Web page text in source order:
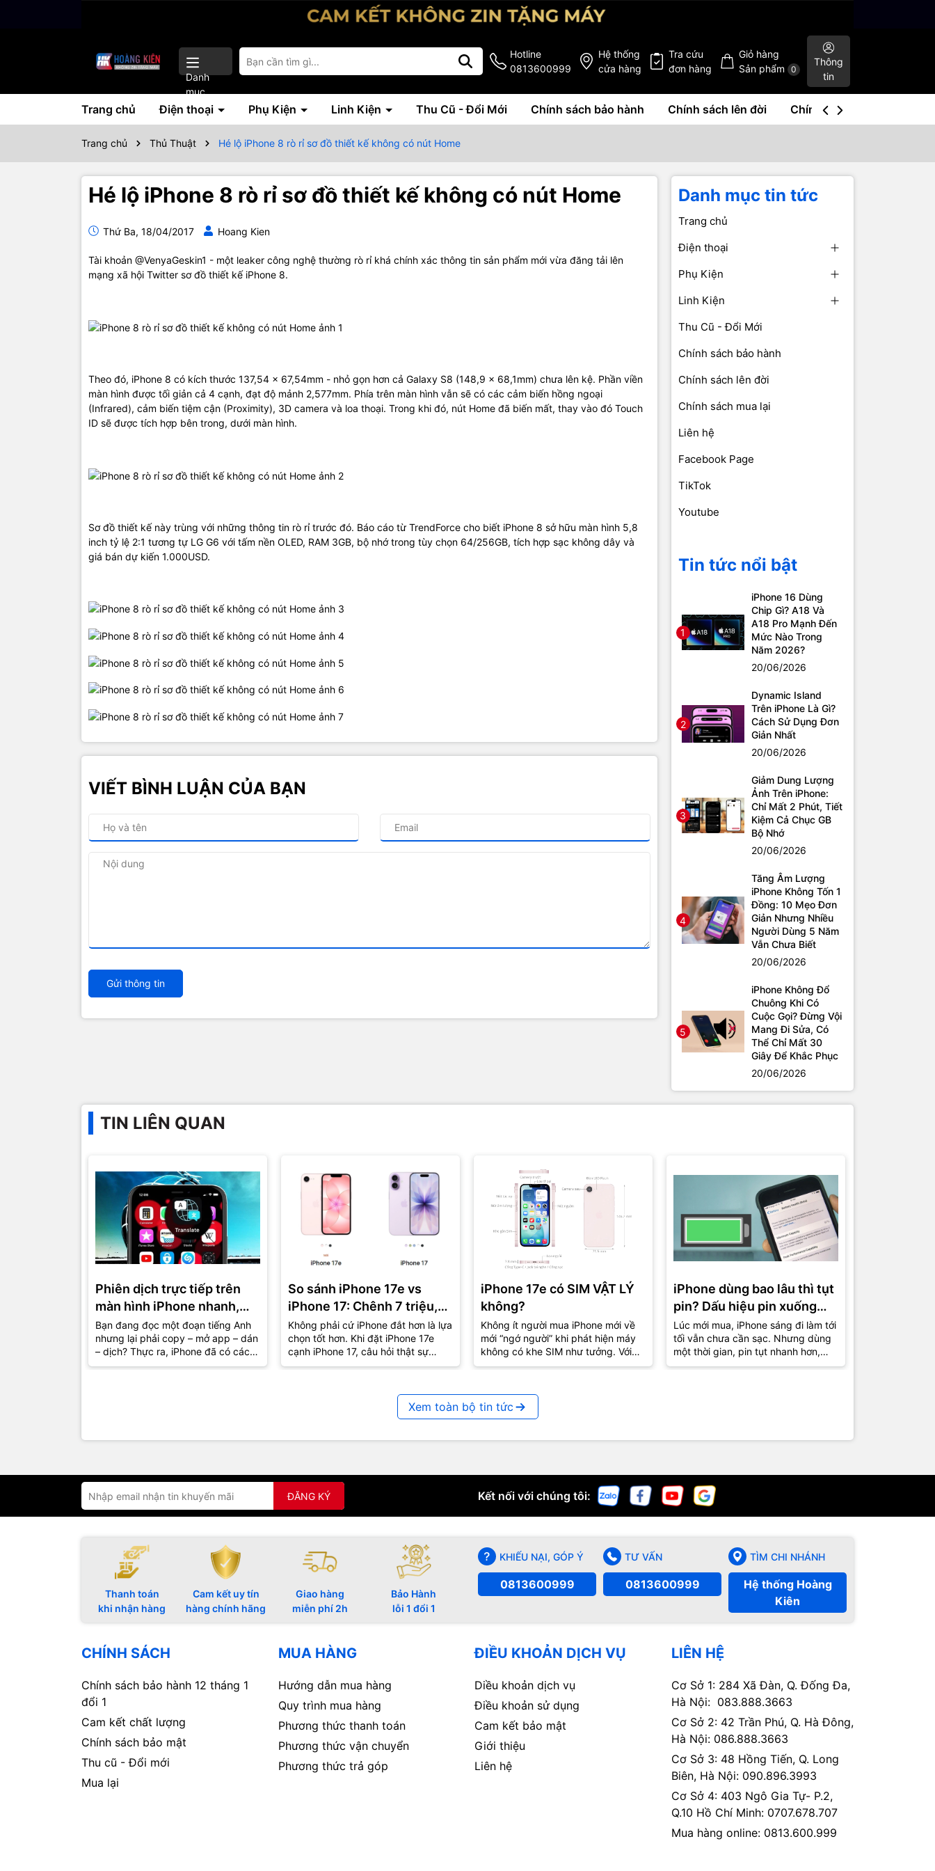
Danh
mục
Hotline
0813600999
Hệ thống
cửa hàng
Tra cứu
đơn hàng
Giỏ hàng
Sản phẩm
0
Thông
tin
Trang chủ Điện thoại Phụ Kiện Linh Kiện Thu Cũ - Đổi Mới Chính sách bảo hành Chính sách lên đời Chính sách mua lại
Trang chủ Thủ Thuật Hé lộ iPhone 8 rò rỉ sơ đồ thiết kế không có nút Home
Hé lộ iPhone 8 rò rỉ sơ đồ thiết kế không có nút Home
Thứ Ba, 18/04/2017 Hoang Kien
Tài khoản @VenyaGeskin1 - một leaker công nghệ thường rò rỉ khá chính xác thông tin sản phẩm mới vừa đăng tải lên
mạng xã hội Twitter sơ đồ thiết kế iPhone 8.
Theo đó, iPhone 8 có kích thước 137,54 x 67,54mm - nhỏ gọn hơn cả Galaxy S8 (148,9 x 68,1mm) chưa lên kệ. Phần viền
màn hình được tối giản cả 4 cạnh, đạt độ mảnh 2,577mm. Phía trên màn hình vẫn sẽ có các cảm biến hồng ngoại
(Infrared), cảm biến tiệm cận (Proximity), 3D camera và loa thoại. Trong khi đó, nút Home đã biến mất, thay vào đó Touch
ID sẽ được tích hợp bên trong, dưới màn hình.
Sơ đồ thiết kế này trùng với những thông tin rò rỉ trước đó. Báo cáo từ TrendForce cho biết iPhone 8 sở hữu màn hình 5,8
inch tỷ lệ 2:1 tương tự LG G6 với tấm nền OLED, RAM 3GB, bộ nhớ trong tùy chọn 64/256GB, tích hợp sạc không dây và
giá bán dự kiến 1.000USD.
VIẾT BÌNH LUẬN CỦA BẠN
Gửi thông tin
Danh mục tin tức
Trang chủ
Điện thoại
Phụ Kiện
Linh Kiện
Thu Cũ - Đổi Mới
Chính sách bảo hành
Chính sách lên đời
Chính sách mua lại
Liên hệ
Facebook Page
TikTok
Youtube
Tin tức nổi bật
1
iPhone 16 Dùng
Chip Gì? A18 Và
A18 Pro Mạnh Đến
Mức Nào Trong
Năm 2026?
20/06/2026
2
Dynamic Island
Trên iPhone Là Gì?
Cách Sử Dụng Đơn
Giản Nhất
20/06/2026
3
Giảm Dung Lượng
Ảnh Trên iPhone:
Chỉ Mất 2 Phút, Tiết
Kiệm Cả Chục GB
Bộ Nhớ
20/06/2026
4
Tăng Âm Lượng
iPhone Không Tốn 1
Đồng: 10 Mẹo Đơn
Giản Nhưng Nhiều
Người Dùng 5 Năm
Vẫn Chưa Biết
20/06/2026
5
iPhone Không Đổ
Chuông Khi Có
Cuộc Gọi? Đừng Vội
Mang Đi Sửa, Có
Thể Chỉ Mất 30
Giây Để Khắc Phục
20/06/2026
TIN LIÊN QUAN
Phiên dịch trực tiếp trên
màn hình iPhone nhanh,
gọn, lẹ
Bạn đang đọc một đoạn tiếng Anh
nhưng lại phải copy – mở app – dán
– dịch? Thực ra, iPhone đã có cách
giúp bạn hiểu nội dung ngay...
So sánh iPhone 17e vs
iPhone 17: Chênh 7 triệu,
đâu là lựa chọn “đáng tiền”
hơn?
Không phải cứ iPhone đắt hơn là lựa
chọn tốt hơn. Khi đặt iPhone 17e
cạnh iPhone 17, câu hỏi thật sự
không còn là “máy nào mạnh hơn”
iPhone 17e có SIM VẬT LÝ
không?
Không ít người mua iPhone mới về
mới “ngớ người” khi phát hiện máy
không có khe SIM như tưởng. Với
iPhone 17e cũng vậy – tưởng quen
iPhone dùng bao lâu thì tụt
pin? Dấu hiệu pin xuống
cấp và lúc nên thay mới
Lúc mới mua, iPhone sáng đi làm tới
tối vẫn chưa cần sạc. Nhưng dùng
một thời gian, pin tụt nhanh hơn,
phần trăm nhảy liên tục, có hôm
Xem toàn bộ tin tức
ĐĂNG KÝ Kết nối với chúng tôi:
Thanh toán
khi nhận hàng
Cam kết uy tín
hàng chính hãng
Giao hàng
miễn phí 2h
Bảo Hành
lỗi 1 đổi 1
KHIẾU NẠI, GÓP Ý
0813600999
TƯ VẤN
0813600999
TÌM CHI NHÁNH
Hệ thống Hoàng
Kiên
CHÍNH SÁCH
Chính sách bảo hành 12 tháng 1
đổi 1
Cam kết chất lượng
Chính sách bảo mật
Thu cũ - Đổi mới
Mua lại
MUA HÀNG
Hướng dẫn mua hàng
Quy trình mua hàng
Phương thức thanh toán
Phương thức vận chuyển
Phương thức trả góp
ĐIỀU KHOẢN DỊCH VỤ
Diều khoản dịch vụ
Điều khoản sử dụng
Cam kết bảo mật
Giới thiệu
Liên hệ
LIÊN HỆ
Cơ Sở 1: 284 Xã Đàn, Q. Đống Đa,
Hà Nội: 083.888.3663
Cơ Sở 2: 42 Trần Phú, Q. Hà Đông,
Hà Nội: 086.888.3663
Cơ Sở 3: 48 Hồng Tiến, Q. Long
Biên, Hà Nội: 090.896.3993
Cơ Sở 4: 403 Ngô Gia Tự- P.2,
Q.10 Hồ Chí Minh: 0707.678.707
Mua hàng online: 0813.600.999